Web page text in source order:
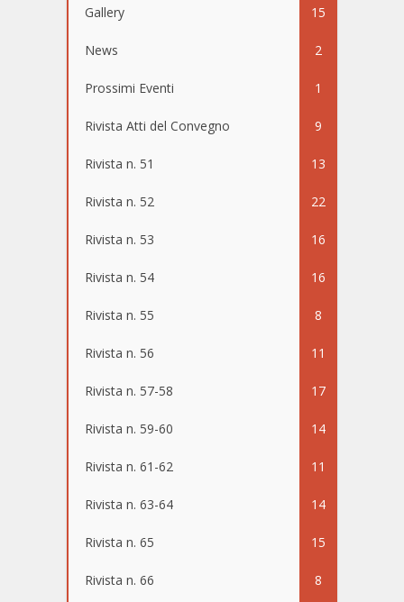
Gallery 15
News 2
Prossimi Eventi 1
Rivista Atti del Convegno 9
Rivista n. 51 13
Rivista n. 52 22
Rivista n. 53 16
Rivista n. 54 16
Rivista n. 55 8
Rivista n. 56 11
Rivista n. 57-58 17
Rivista n. 59-60 14
Rivista n. 61-62 11
Rivista n. 63-64 14
Rivista n. 65 15
Rivista n. 66 8